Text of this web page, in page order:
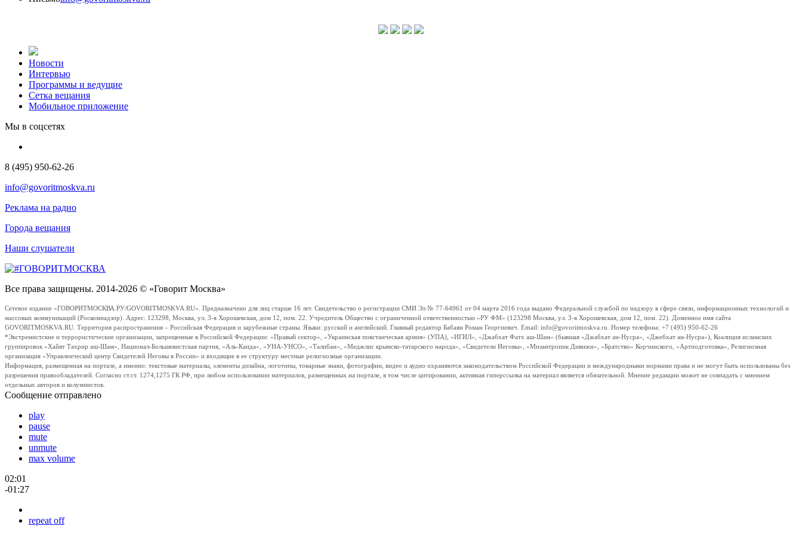
Новости
Интервью
Программы и ведущие
Сетка вещания
Мобильное приложение
Мы в соцсетях
8 (495) 950-62-26
info@govoritmoskva.ru
Реклама на радио
Города вещания
Наши слушатели
Все права защищены. 2014-2026 © «Говорит Москва»
Сетевое издание «ГОВОРИТМОСКВА.РУ/GOVORITMOSKVA.RU». Предназначено для лиц старше 16 лет. Свидетельство о регистрации СМИ Эл № 77-64961 от 04 марта 2016 года выдано Федеральной службой по надзору в сфере связи, информационных технологий и
массовых коммуникаций (Роскомнадзор). Адрес: 123298, Москва, ул. 3-я Хорошевская, дом 12, пом. 22. Учредитель Общество с ограниченной ответственностью «РУ ФМ» (123298 Москва, ул. 3-я Хорошевская, дом 12, пом. 22). Доменное имя сайта
GOVORITMOSKVA.RU. Территория распространения – Российская Федерация и зарубежные страны. Языки: русский и английский. Главный редактор Бабаян Роман Георгиевич. Email: info@govoritmoskva.ru. Номер телефона: +7 (495) 950-62-26
*Экстремистские и террористические организации, запрещенные в Российской Федерации: «Правый сектор», «Украинская повстанческая армия» (УПА), «ИГИЛ», «Джабхат Фатх аш-Шам» (бывшая «Джабхат ан-Нусра», «Джебхат ан-Нусра»), Коалиция исламских
группировок «Хайят Тахрир аш-Шам», Национал-Большевистская партия, «Аль-Каида», «УНА-УНСО», «Талибан», «Меджлис крымско-татарского народа», «Свидетели Иеговы», «Мизантропик Дивижн», «Братство» Корчинского, «Артподготовка», Религиозная
организация «Управленческий центр Свидетелей Иеговы в России» и входящие в ее структуру местные религиозные организации.
Информация, размещенная на портале, а именно: текстовые материалы, элементы дизайна, логотипы, товарные знаки, фотографии, видео и аудио охраняются законодательством Российской Федерации и международными нормами права и не могут быть использованы без
разрешения правообладателей. Согласно ст.ст. 1274,1275 ГК РФ, при любом использовании материалов, размещенных на портале, в том числе цитировании, активная гиперссылка на материал является обязательной. Мнение редакции может не совпадать с мнением
отдельных авторов и колумнистов.
Сообщение отправлено
play
pause
mute
unmute
max volume
02:01
-01:27
repeat off